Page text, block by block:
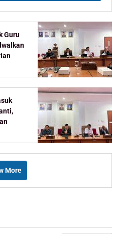
Guru
More